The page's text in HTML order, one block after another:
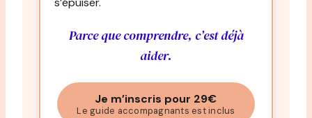
Parce que comprendre, c’est déjà
aider.
Je m’inscris pour 29€
Le guide accompagnants est inclus